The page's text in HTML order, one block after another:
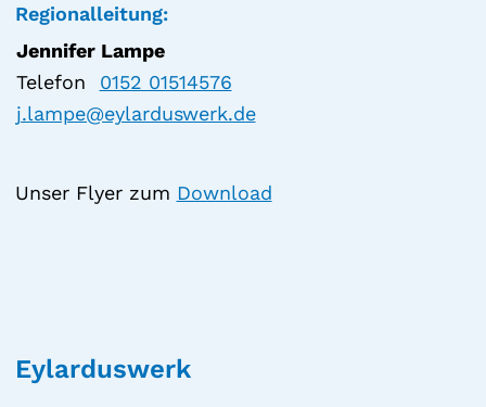
Regionalleitung:
Jennifer Lampe
Telefon
0152 01514576
j.lampe@eylarduswerk.de
Unser Flyer zum Download
Eylarduswerk